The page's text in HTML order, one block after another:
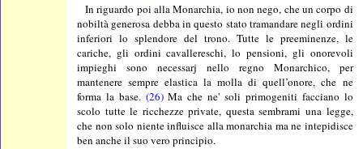
In riguardo poi alla Monarchia, io non nego, che un corpo di
nobiltà generosa debba in questo stato tramandare negli ordini
inferiori lo splendore del trono. Tutte le preeminenze, le
cariche, gli ordini cavallereschi, lo pensioni, gli onorevoli
impieghi sono necessarj nello regno Monarchico, per
mantenere sempre elastica la molla di quell’onore, che ne
forma la base. (26)Ma che ne' soli primogeniti facciano lo
scolo tutte le ricchezze private, questa sembrami una legge,
che non solo niente influisce alla monarchia ma ne intepidisce
ben anche il suo vero principio.